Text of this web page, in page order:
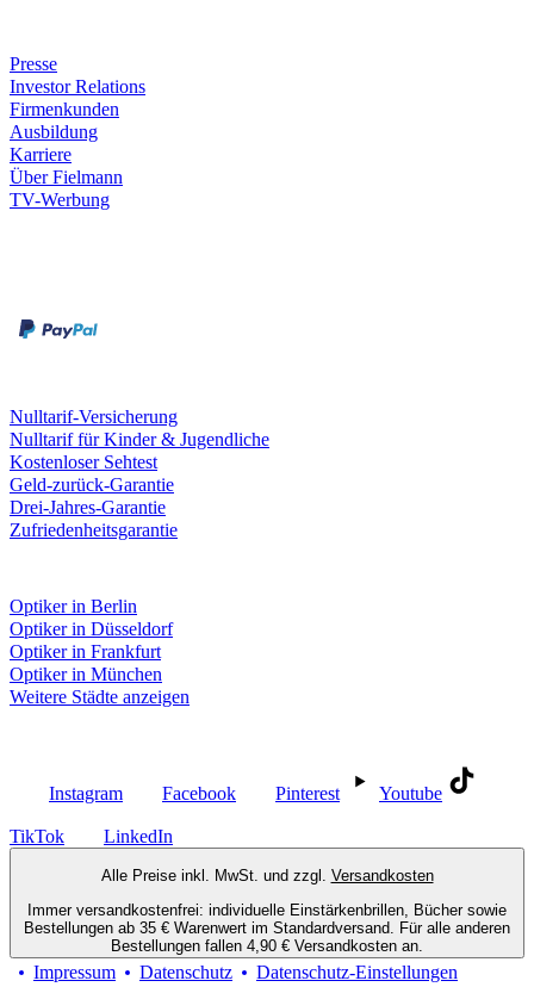
Presse
Investor Relations
Firmenkunden
Ausbildung
Karriere
Über Fielmann
TV-Werbung
Nulltarif-Versicherung
Nulltarif für Kinder & Jugendliche
Kostenloser Sehtest
Geld-zurück-Garantie
Drei-Jahres-Garantie
Zufriedenheitsgarantie
Optiker in Berlin
Optiker in Düsseldorf
Optiker in Frankfurt
Optiker in München
Weitere Städte anzeigen
Instagram Facebook Pinterest Youtube
TikTok LinkedIn
Alle Preise inkl. MwSt. und zzgl. Versandkosten
Immer versandkostenfrei: individuelle Einstärkenbrillen, Bücher sowie
Bestellungen ab 35 € Warenwert im Standardversand. Für alle anderen
Bestellungen fallen 4,90 € Versandkosten an.
Impressum Datenschutz
Datenschutz-Einstellungen